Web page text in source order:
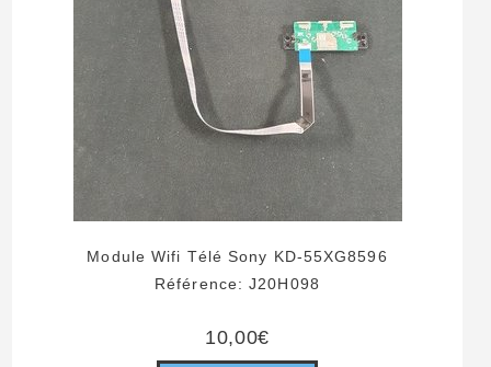
Module Wifi Télé Sony KD-55XG8596
Référence: J20H098
10,00€